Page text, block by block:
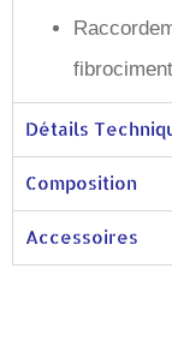
fibrociment
Détails
Composition
Accessoires